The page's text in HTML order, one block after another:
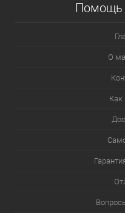
Помощь
О
Как